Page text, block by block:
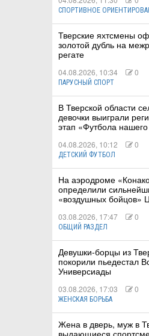
СПОРТИВНОЕ
Тверские яхтсмены
золотой дубль на
регате
04.08.2026, 10:34 0
ПАРУСНЫЙ СПОРТ
В Тверской области
девочки выиграли
этап «Футбола
04.08.2026, 10:12 0
ДЕТСКИЙ ФУТБОЛ
На аэродроме
определили
«воздушных бойцов»
03.08.2026, 17:47 0
ОБЩИЙ РАЗДЕЛ
Девушки-борцы из
покорили пьедестал
Универсиады
03.08.2026, 17:03 0
ЖЕНСКАЯ БОРЬБА
Жена в дверь, муж в